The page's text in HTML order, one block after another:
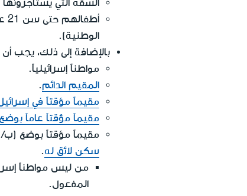
الشقة التي
الوطنية).
بالإضافة إلى ذلك، يجب
مواطناً إسرائيلياً.
المقيم الدائم.
مقيماً مؤقتاً في
مقيماً مؤقتاً عاماً بوضع
مقيماً مؤقتاً بوضع (ب/1) (عامل مؤقت) طفله مواطن إسرائيلي، باستثناء
سكن لائق له.
من ليس مواطناً
المفعول.